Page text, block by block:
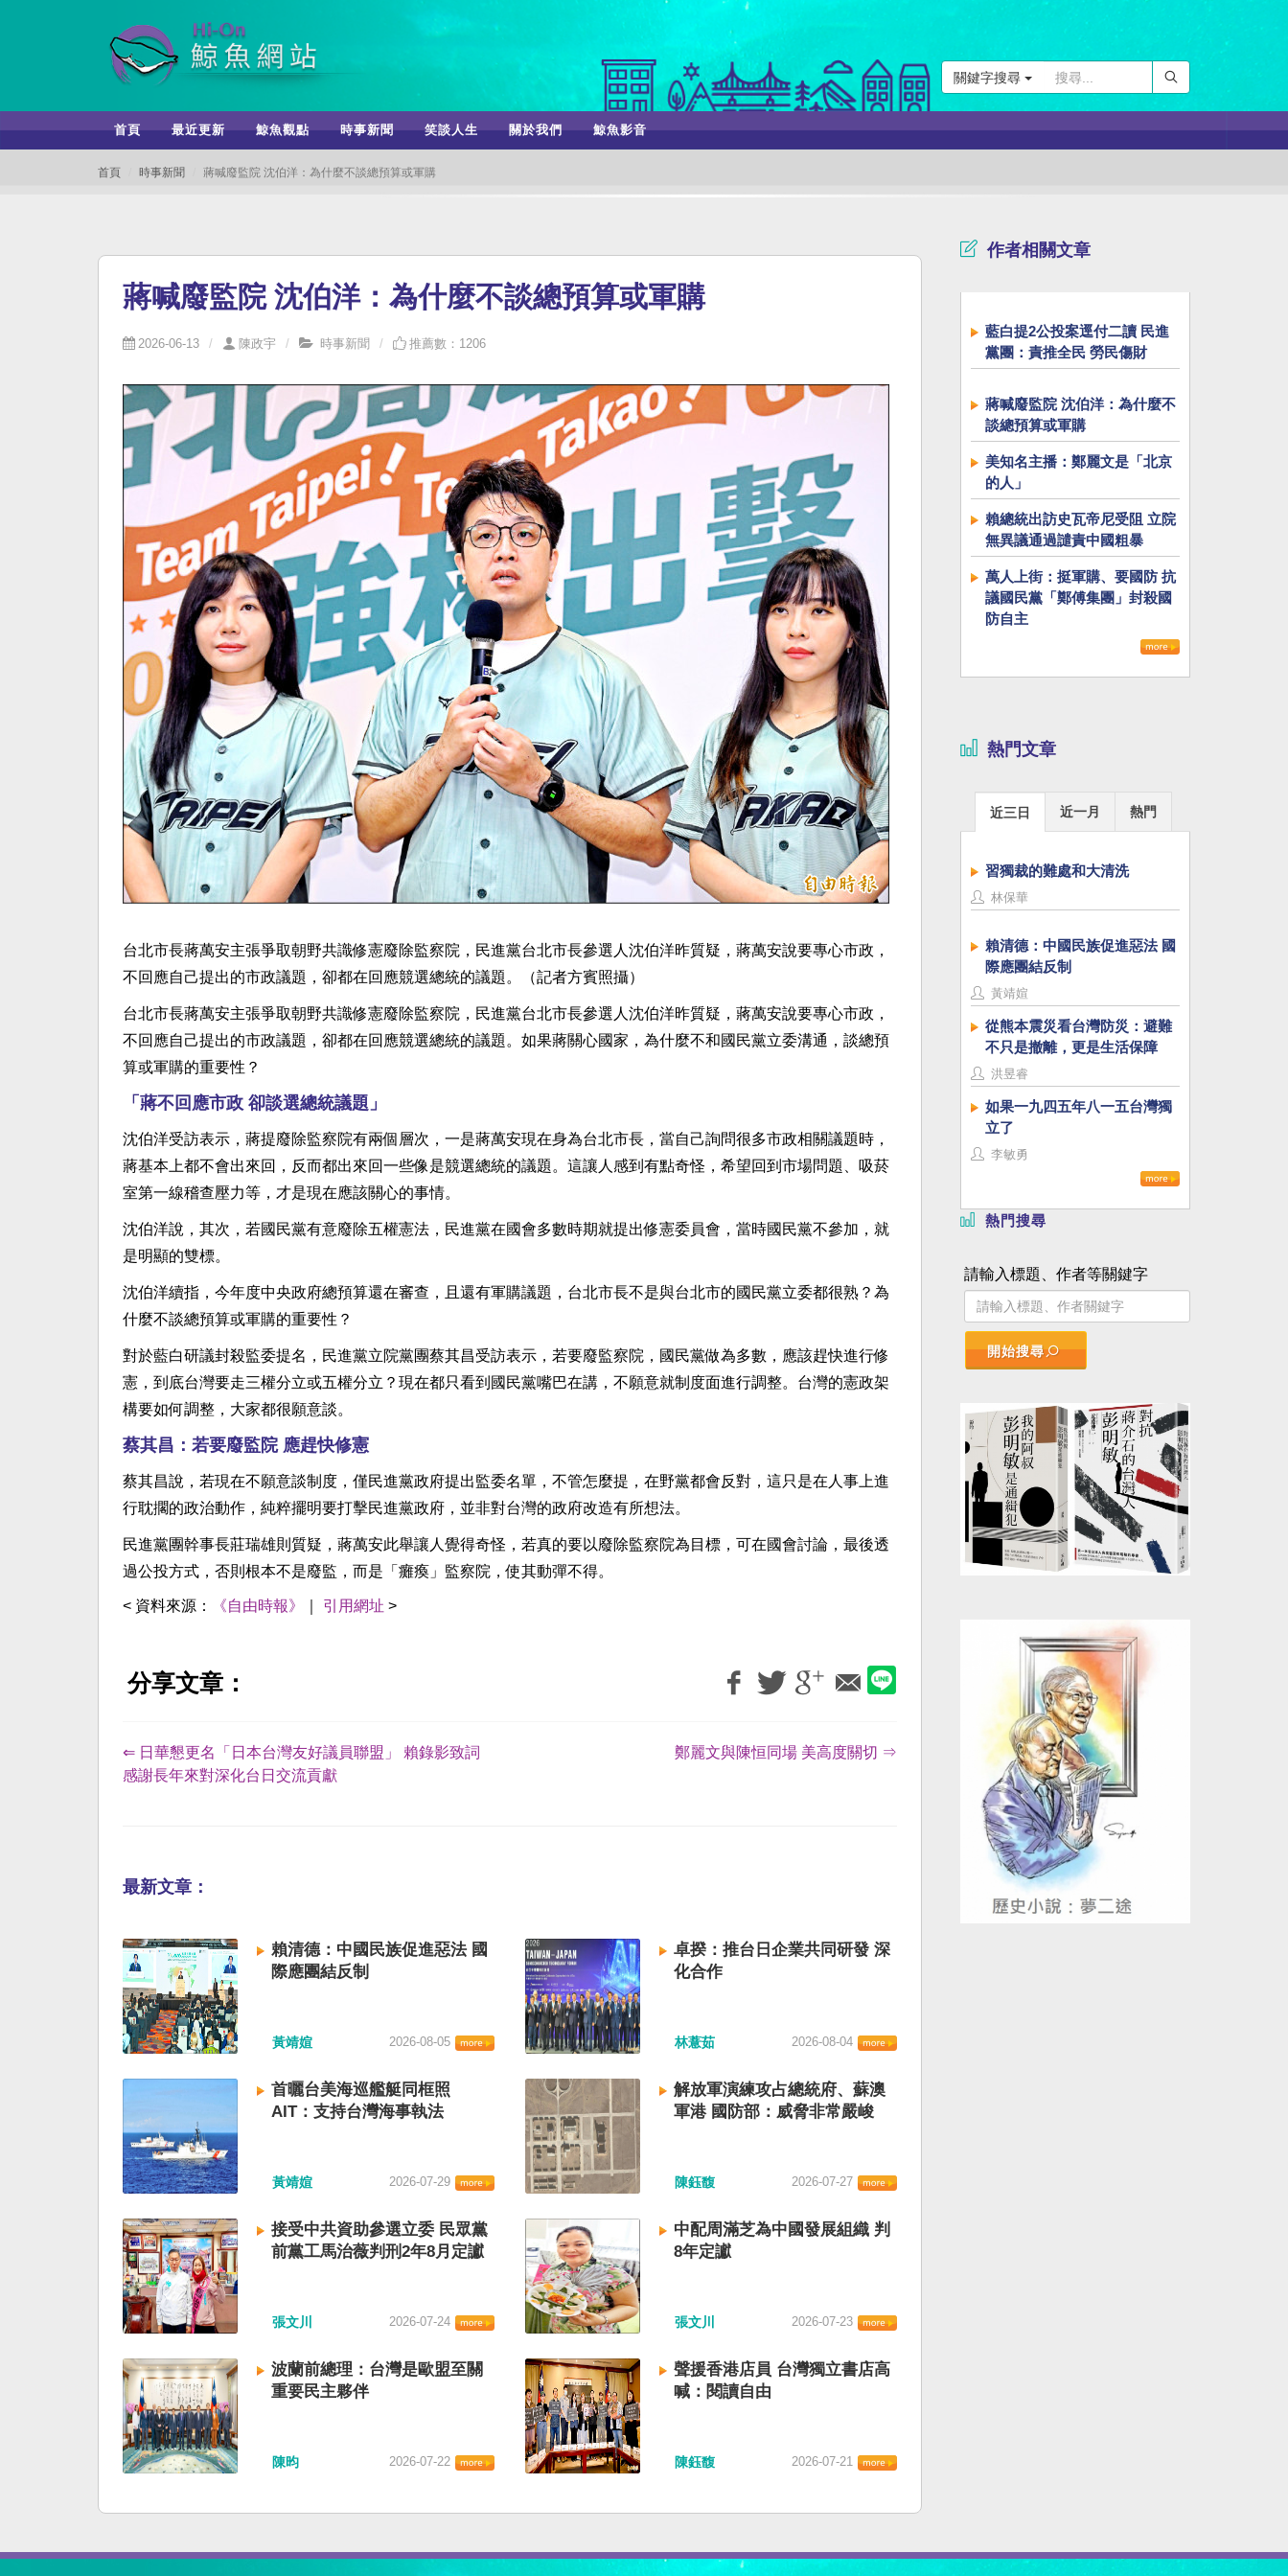
關鍵字搜尋
首頁 最近更新 鯨魚觀點 時事新聞 笑談人生 關於我們 鯨魚影音
首頁 時事新聞 蔣喊廢監院 沈伯洋：為什麼不談總預算或軍購
蔣喊廢監院 沈伯洋：為什麼不談總預算或軍購
2026-06-13 陳政宇 時事新聞 推薦數：1206
台北市長蔣萬安主張爭取朝野共識修憲廢除監察院，民進黨台北市長參選人沈伯洋昨質疑，蔣萬安說要專心市政，
不回應自己提出的市政議題，卻都在回應競選總統的議題。（記者方賓照攝）
台北市長蔣萬安主張爭取朝野共識修憲廢除監察院，民進黨台北市長參選人沈伯洋昨質疑，蔣萬安說要專心市政，
不回應自己提出的市政議題，卻都在回應競選總統的議題。如果蔣關心國家，為什麼不和國民黨立委溝通，談總預
算或軍購的重要性？
「蔣不回應市政 卻談選總統議題」
沈伯洋受訪表示，蔣提廢除監察院有兩個層次，一是蔣萬安現在身為台北市長，當自己詢問很多市政相關議題時，
蔣基本上都不會出來回，反而都出來回一些像是競選總統的議題。這讓人感到有點奇怪，希望回到市場問題、吸菸
室第一線稽查壓力等，才是現在應該關心的事情。
沈伯洋說，其次，若國民黨有意廢除五權憲法，民進黨在國會多數時期就提出修憲委員會，當時國民黨不參加，就
是明顯的雙標。
沈伯洋續指，今年度中央政府總預算還在審查，且還有軍購議題，台北市長不是與台北市的國民黨立委都很熟？為
什麼不談總預算或軍購的重要性？
對於藍白研議封殺監委提名，民進黨立院黨團蔡其昌受訪表示，若要廢監察院，國民黨做為多數，應該趕快進行修
憲，到底台灣要走三權分立或五權分立？現在都只看到國民黨嘴巴在講，不願意就制度面進行調整。台灣的憲政架
構要如何調整，大家都很願意談。
蔡其昌：若要廢監院 應趕快修憲
蔡其昌說，若現在不願意談制度，僅民進黨政府提出監委名單，不管怎麼提，在野黨都會反對，這只是在人事上進
行耽擱的政治動作，純粹擺明要打擊民進黨政府，並非對台灣的政府改造有所想法。
民進黨團幹事長莊瑞雄則質疑，蔣萬安此舉讓人覺得奇怪，若真的要以廢除監察院為目標，可在國會討論，最後透
過公投方式，否則根本不是廢監，而是「癱瘓」監察院，使其動彈不得。
< 資料來源： 《自由時報》 引用網址 >
分享文章：
⇐ 日華懇更名「日本台灣友好議員聯盟」 賴錄影致詞
感謝長年來對深化台日交流貢獻
鄭麗文與陳恒同場 美高度關切 ⇒
最新文章：
賴清德：中國民族促進惡法 國
際應團結反制
黃靖媗 2026-08-05
卓揆：推台日企業共同研發 深
化合作
林薏茹 2026-08-04
首曬台美海巡艦艇同框照
AIT：支持台灣海事執法
黃靖媗 2026-07-29
解放軍演練攻占總統府、蘇澳
軍港 國防部：威脅非常嚴峻
陳鈺馥 2026-07-27
接受中共資助參選立委 民眾黨
前黨工馬治薇判刑2年8月定讞
張文川 2026-07-24
中配周滿芝為中國發展組織 判
8年定讞
張文川 2026-07-23
波蘭前總理：台灣是歐盟至關
重要民主夥伴
陳昀 2026-07-22
聲援香港店員 台灣獨立書店高
喊：閱讀自由
陳鈺馥 2026-07-21
作者相關文章
藍白提2公投案逕付二讀 民進
黨團：責推全民 勞民傷財
蔣喊廢監院 沈伯洋：為什麼不
談總預算或軍購
美知名主播：鄭麗文是「北京
的人」
賴總統出訪史瓦帝尼受阻 立院
無異議通過譴責中國粗暴
萬人上街：挺軍購、要國防 抗
議國民黨「鄭傅集團」封殺國
防自主
熱門文章
近三日 近一月 熱門
習獨裁的難處和大清洗
林保華
賴清德：中國民族促進惡法 國
際應團結反制
黃靖媗
從熊本震災看台灣防災：避難
不只是撤離，更是生活保障
洪昱睿
如果一九四五年八一五台灣獨
立了
李敏勇
熱門搜尋
請輸入標題、作者等關鍵字
開始搜尋